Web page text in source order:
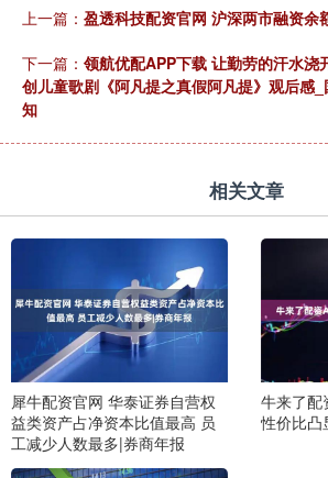
上一篇： 盈透科技配资官网 沪深两市融资余
下一篇： 领航优配APP下载 让勤劳的汗水
创儿童歌剧《阿凡提之真假阿凡提》观后感
知
相关文章
犀牛配资官网 华泰证券自营权
益类资产占净资本比值最高 员
工减少人数最多|券商年报
牛来了配
性价比凸